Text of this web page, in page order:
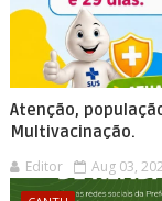
Atenção,
Multivacinação.
Editor Aug 03,